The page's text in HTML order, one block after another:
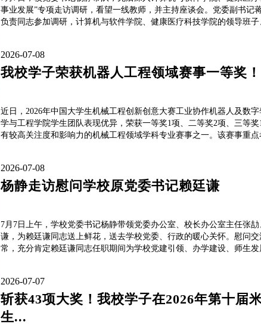
事业发展”专项走访调研，看望一线教师，并主持座谈会。党委副书记
负责同志参加调研，计算机与软件学院、健康医疗科技学院的领导班
2026-07-08
我校学子荣获机器人工程领域赛事一等奖！
近日，2026年中国大学生机械工程创新创意大赛工业协作机器人及数
学与工程学院学生团队表现优异，荣获一等奖1项、二等奖2项、三等
有较高关注度和影响力的机械工程领域学科专业赛事之一。该赛事重
2026-07-08
杨静走访慰问学校原党委书记赖廷谦
7月7日上午，学校党委书记杨静带领党委办公室、校长办公室主任张
谦，为赖廷谦同志送上鲜花，送去学校党委、行政的暖心关怀。慰问
常，充分肯定赖廷谦同志任职期间为学校党建引领、办学建设、师生
2026-07-07
斩获43项大奖！我校学子在2026年第十
生...